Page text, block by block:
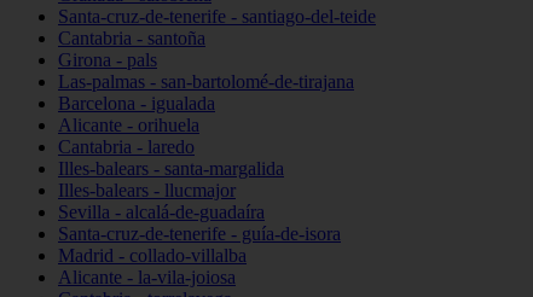
Santa-cruz-de-tenerife - santiago-del-teide
Cantabria - santoña
Girona - pals
Las-palmas - san-bartolomé-de-tirajana
Barcelona - igualada
Alicante - orihuela
Cantabria - laredo
Illes-balears - santa-margalida
Illes-balears - llucmajor
Sevilla - alcalá-de-guadaíra
Santa-cruz-de-tenerife - guía-de-isora
Madrid - collado-villalba
Alicante - la-vila-joiosa